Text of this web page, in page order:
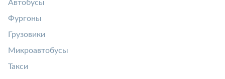
Автобусы
Фургоны
Грузовики
Микроавтобусы
Такси